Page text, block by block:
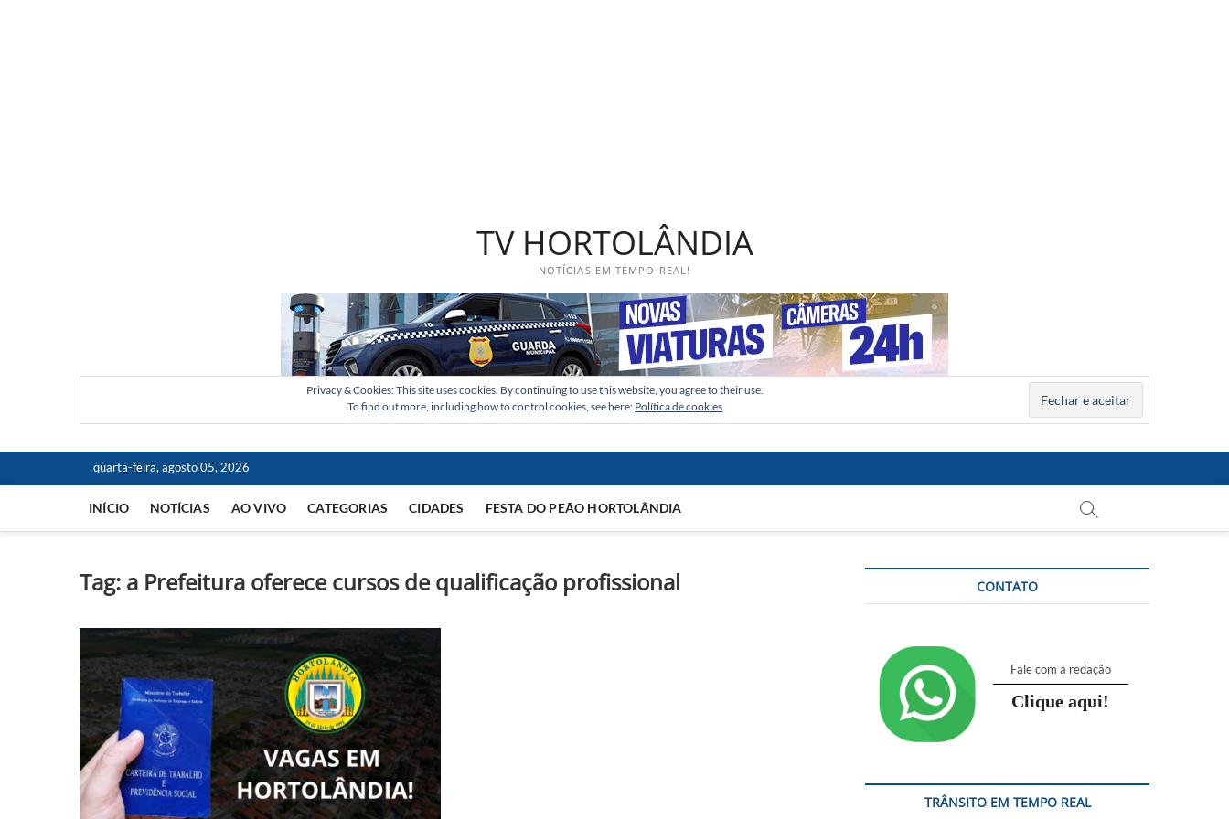
TV HORTOLÂNDIA
NOTÍCIAS EM TEMPO REAL!
Privacy & Cookies: This site uses cookies. By continuing to use this website, you agree to their use.
To find out more, including how to control cookies, see here: Política de cookies
quarta-feira, agosto 05, 2026
INÍCIO NOTÍCIAS AO VIVO CATEGORIAS CIDADES FESTA DO PEÃO HORTOLÂNDIA
Tag: a Prefeitura oferece cursos de qualificação profissional CONTATO
Fale com a redação
Clique aqui!
TRÂNSITO EM TEMPO REAL